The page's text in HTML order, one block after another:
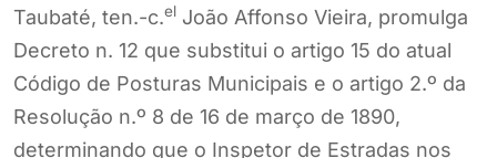
Taubaté, ten.-c.el João Affonso Vieira, promulga
Decreto n. 12 que substitui o artigo 15 do atual
Código de Posturas Municipais e o artigo 2.º da
Resolução n.º 8 de 16 de março de 1890,
determinando que o Inspetor de Estradas nos